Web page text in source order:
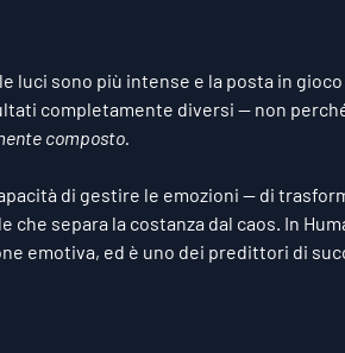
luci sono più intense e la posta in
completamente diversi — non
composto.
di gestire le emozioni — di
separa la costanza dal caos. In
emotiva, ed è uno dei predittori di